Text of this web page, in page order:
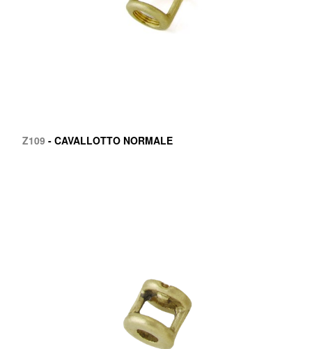
Z109 - CAVALLOTTO NORMALE